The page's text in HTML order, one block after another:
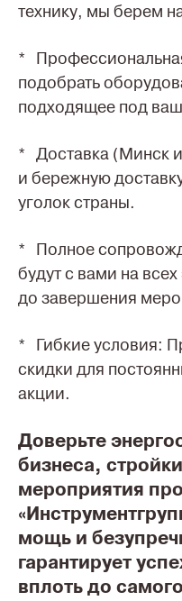
технику, мы берем
*
подобрать
подходящее под
* Доставка (Минск
и бережную
уголок страны.
* Полное
будут с вами на
до завершения
* Гибкие условия:
скидки для
акции.
Доверьте
бизнеса,
мероприятия
мощь и
гарантирует
вплоть до